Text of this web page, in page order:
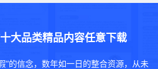
大品类精品内容任意下载
”的信念，数年如一日的整合资源，从未